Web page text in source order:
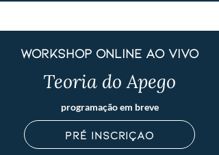
workshop online ao vivo
Teoria do Apego
programação em breve
pré inscrição